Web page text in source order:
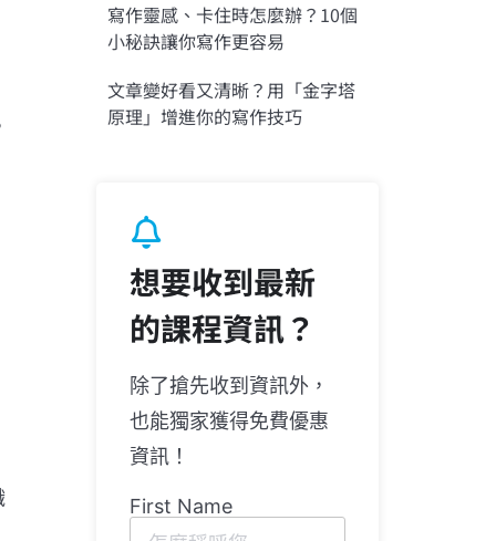
寫作靈感、卡住時怎麼辦？10個
小秘訣讓你寫作更容易
文章變好看又清晰？用「金字塔
原理」增進你的寫作技巧
想要收到最新
的課程資訊？
除了搶先收到資訊外，
也能獨家獲得免費優惠
資訊！
First Name